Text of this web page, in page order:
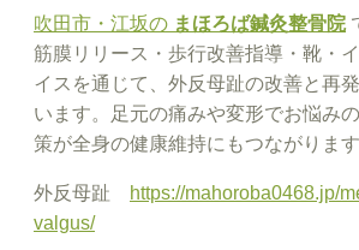
吹田市・江坂の まほろば鍼灸整骨院
筋膜リリース・歩行改善指導・靴・
イスを通じて、外反母趾の改善と再
います。足元の痛みや変形でお悩み
策が全身の健康維持にもつながります
外反母趾
https://mahoroba0468.jp/
valgus/